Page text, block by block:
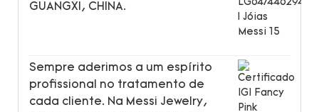
GUANGXI, CHINA.
Sempre aderimos a um espírito
profissional no tratamento de
cada cliente. Na Messi Jewelry,